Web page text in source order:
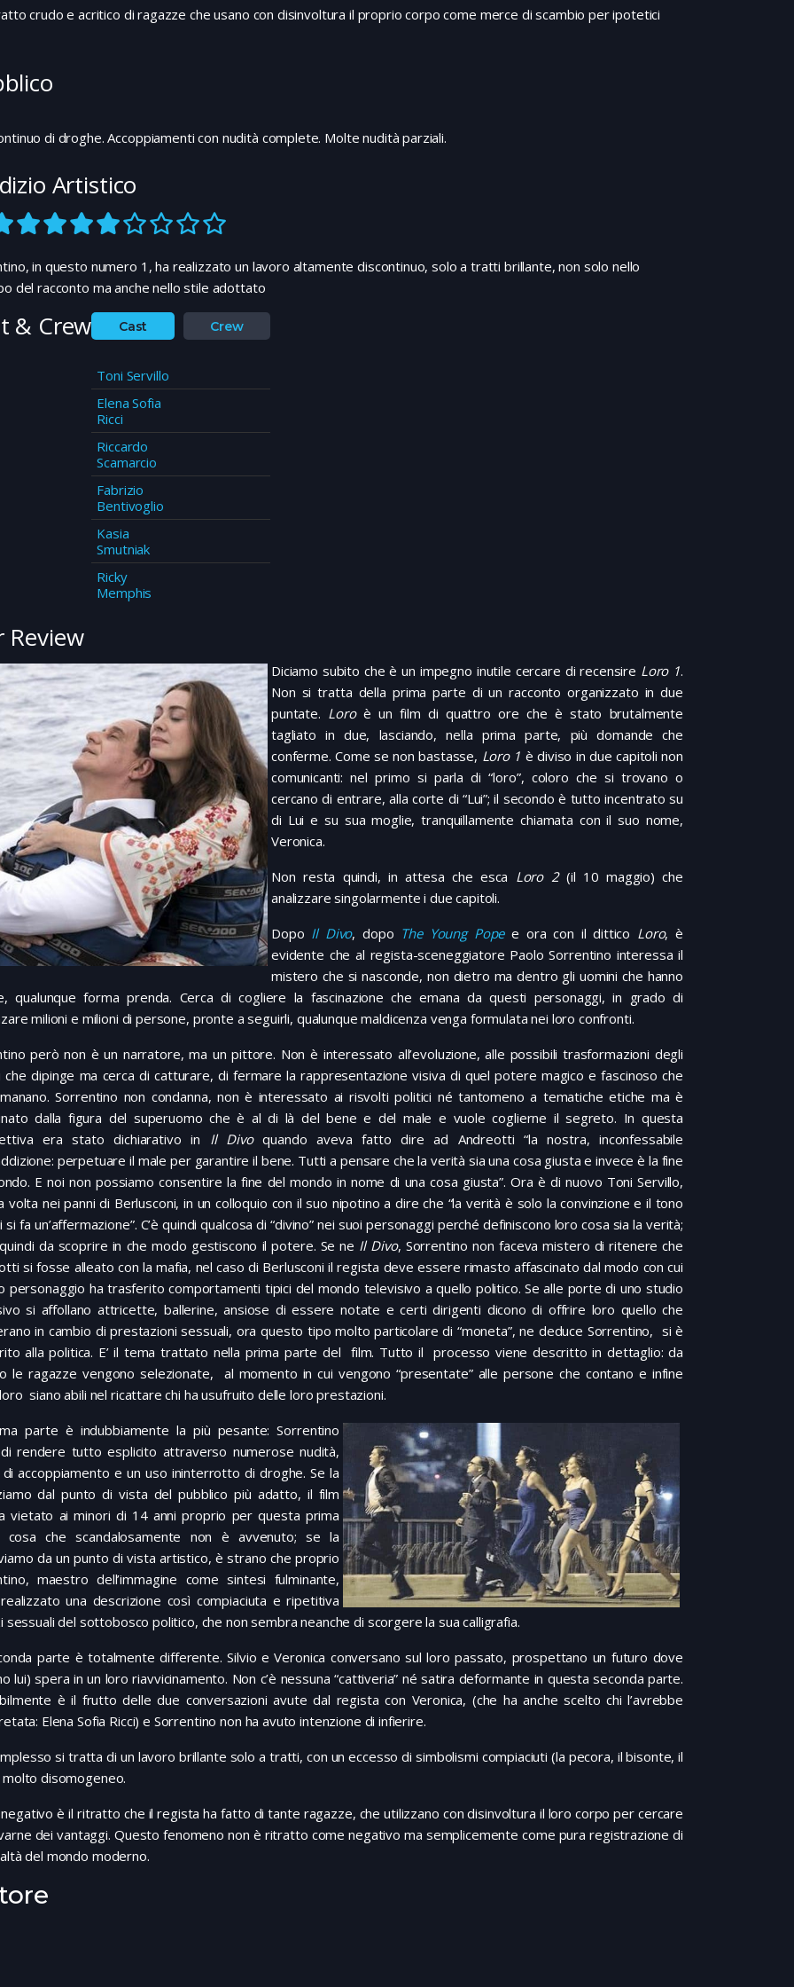
Patrizio, per monitorare i traumi che ha subito
crudo e acritico di ragazze che usano con disinvoltura il proprio corpo come merce di scambio per ipotetici
di droghe. Accoppiamenti con nudità complete. Molte nudità parziali.
Artistico
in questo numero 1, ha realizzato un lavoro altamente discontinuo, solo a tratti brillante, non solo nello
del racconto ma anche nello stile adottato
& Crew Cast Crew
Toni Servillo
Elena Sofia
Ricci
Riccardo
Scamarcio
Fabrizio
Bentivoglio
Kasia
Smutniak
Ricky
Memphis
Review
Diciamo subito che è un impegno inutile cercare di recensire Loro 1.
Non si tratta della prima parte di un racconto organizzato in due
puntate. Loro è un film di quattro ore che è stato brutalmente
tagliato in due, lasciando, nella prima parte, più domande che
conferme. Come se non bastasse, Loro 1 è diviso in due capitoli non
comunicanti: nel primo si parla di “loro”, coloro che si trovano o
cercano di entrare, alla corte di “Lui”; il secondo è tutto incentrato su
di Lui e su sua moglie, tranquillamente chiamata con il suo nome,
Veronica.
Non resta quindi, in attesa che esca Loro 2(il 10 maggio) che
analizzare singolarmente i due capitoli.
Dopo Il Divo, dopo The Young Popee ora con il dittico Loro, è
evidente che al regista-sceneggiatore Paolo Sorrentino interessa il
mistero che si nasconde, non dietro ma dentro gli uomini che hanno
qualunque forma prenda. Cerca di cogliere la fascinazione che emana da questi personaggi, in grado di
milioni e milioni di persone, pronte a seguirli, qualunque maldicenza venga formulata nei loro confronti.
però non è un narratore, ma un pittore. Non è interessato all’evoluzione, alle possibili trasformazioni degli
che dipinge ma cerca di catturare, di fermare la rappresentazione visiva di quel potere magico e fascinoso che
Sorrentino non condanna, non è interessato ai risvolti politici né tantomeno a tematiche etiche ma è
dalla figura del superuomo che è al di là del bene e del male e vuole coglierne il segreto. In questa
era stato dichiarativo in Il Divoquando aveva fatto dire ad Andreotti “la nostra, inconfessabile
perpetuare il male per garantire il bene. Tutti a pensare che la verità sia una cosa giusta e invece è la fine
E noi non possiamo consentire la fine del mondo in nome di una cosa giusta”. Ora è di nuovo Toni Servillo,
volta nei panni di Berlusconi, in un colloquio con il suo nipotino a dire che “la verità è solo la convinzione e il tono
si fa un’affermazione”. C’è quindi qualcosa di “divino” nei suoi personaggi perché definiscono loro cosa sia la verità;
da scoprire in che modo gestiscono il potere. Se ne Il Divo, Sorrentino non faceva mistero di ritenere che
si fosse alleato con la mafia, nel caso di Berlusconi il regista deve essere rimasto affascinato dal modo con cui
personaggio ha trasferito comportamenti tipici del mondo televisivo a quello politico. Se alle porte di uno studio
si affollano attricette, ballerine, ansiose di essere notate e certi dirigenti dicono di offrire loro quello che
in cambio di prestazioni sessuali, ora questo tipo molto particolare di “moneta”, ne deduce Sorrentino, si è
alla politica. E’ il tema trattato nella prima parte del film. Tutto il processo viene descritto in dettaglio: da
le ragazze vengono selezionate, al momento in cui vengono “presentate” alle persone che contano e infine
siano abili nel ricattare chi ha usufruito delle loro prestazioni.
parte è indubbiamente la più pesante: Sorrentino
rendere tutto esplicito attraverso numerose nudità,
accoppiamento e un uso ininterrotto di droghe. Se la
dal punto di vista del pubblico più adatto, il film
vietato ai minori di 14 anni proprio per questa prima
cosa che scandalosamente non è avvenuto; se la
da un punto di vista artistico, è strano che proprio
maestro dell’immagine come sintesi fulminante,
una descrizione così compiaciuta e ripetitiva
sessuali del sottobosco politico, che non sembra neanche di scorgere la sua calligrafia.
parte è totalmente differente. Silvio e Veronica conversano sul loro passato, prospettano un futuro dove
lui) spera in un loro riavvicinamento. Non c’è nessuna “cattiveria” né satira deformante in questa seconda parte.
è il frutto delle due conversazioni avute dal regista con Veronica, (che ha anche scelto chi l’avrebbe
Elena Sofia Ricci) e Sorrentino non ha avuto intenzione di infierire.
si tratta di un lavoro brillante solo a tratti, con un eccesso di simbolismi compiaciuti (la pecora, il bisonte, il
disomogeneo.
è il ritratto che il regista ha fatto di tante ragazze, che utilizzano con disinvoltura il loro corpo per cercare
dei vantaggi. Questo fenomeno non è ritratto come negativo ma semplicemente come pura registrazione di
del mondo moderno.